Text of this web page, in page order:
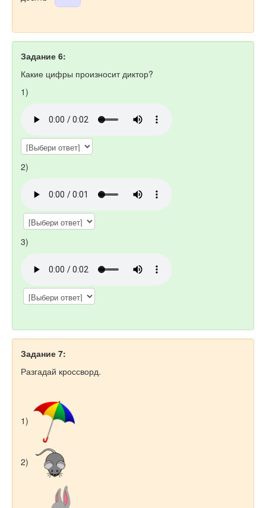
Задание 6:
Какие цифры произносит диктор?
1)
2)
3)
Задание 7:
Разгадай кроссворд.
1)
2)